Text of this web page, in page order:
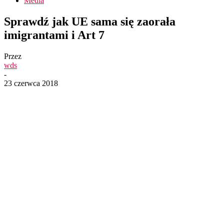
Sprawdź jak UE sama się zaorała
imigrantami i Art 7
Przez
wds
-
23 czerwca 2018